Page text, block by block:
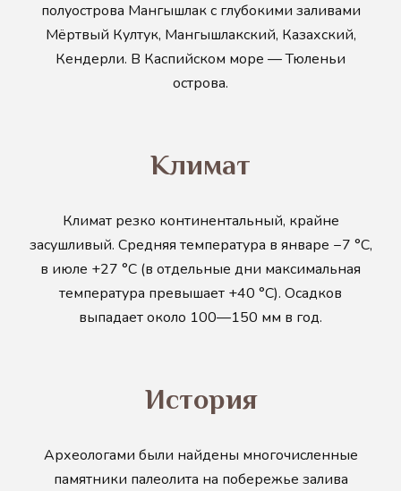
полуострова Мангышлак с глубокими заливами
Мёртвый Култук, Мангышлакский, Казахский,
Кендерли. В Каспийском море — Тюленьи
острова.
Климат
Климат резко континентальный, крайне
засушливый. Средняя температура в январе −7 °C,
в июле +27 °C (в отдельные дни максимальная
температура превышает +40 °C). Осадков
выпадает около 100—150 мм в год.
История
Археологами были найдены многочисленные
памятники палеолита на побережье залива